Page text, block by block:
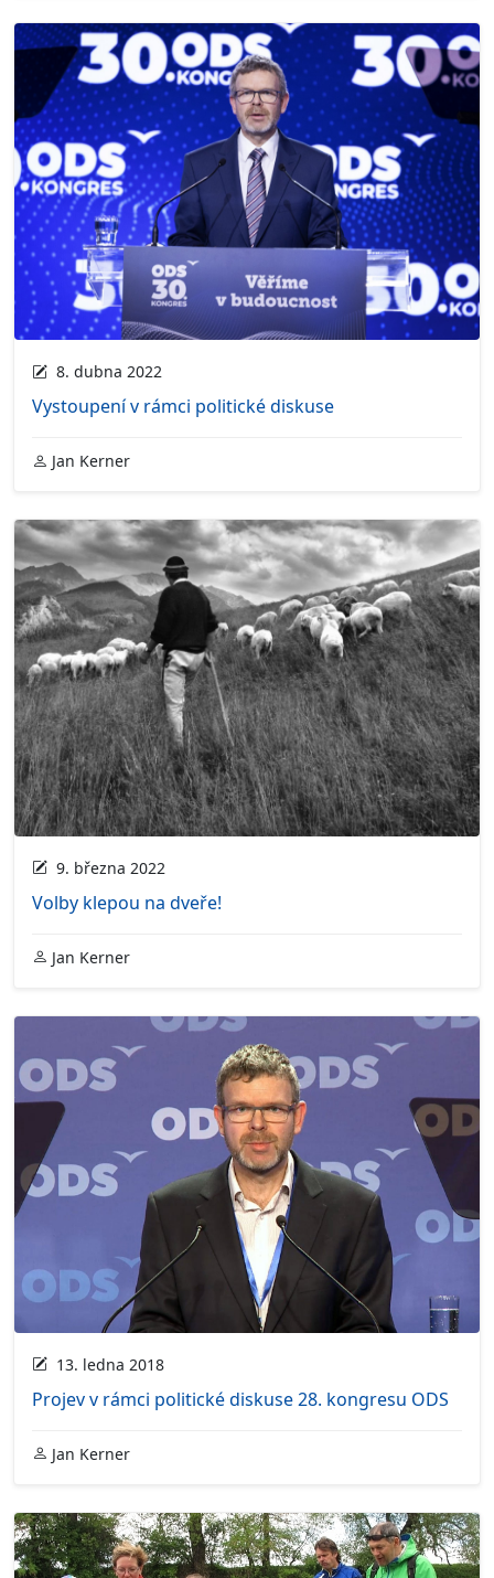
8. dubna 2022
Vystoupení v rámci politické diskuse
Jan Kerner
9. března 2022
Volby klepou na dveře!
Jan Kerner
13. ledna 2018
Projev v rámci politické diskuse 28. kongresu ODS
Jan Kerner